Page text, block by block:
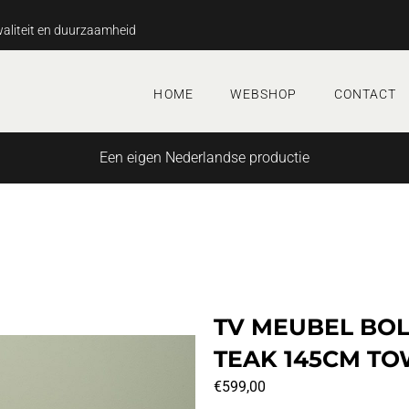
en duurzaamheid
HOME WEBSHOP CONTACT
Een eigen Nederlandse productie
TV MEUBEL
TEAK 145CM
€599,00